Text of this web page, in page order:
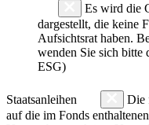
Es wird die
dargestellt, die keine
Aufsichtsrat haben.
wenden Sie sich bitte
ESG)
Staatsanleihen
Die
auf die im Fonds